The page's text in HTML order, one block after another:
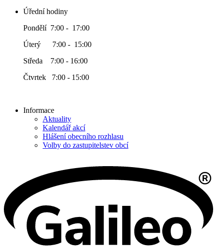
Úřední hodiny
Pondělí 7:00 - 17:00
Úterý 7:00 - 15:00
Středa 7:00 - 16:00
Čtvrtek 7:00 - 15:00
Informace
Aktuality
Kalendář akcí
Hlášení obecního rozhlasu
Volby do zastupitelstev obcí